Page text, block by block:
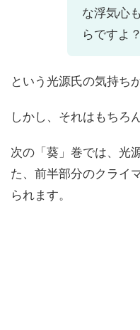
な浮気心
らですよ？
という光源氏の気持ち
しかし、それはもちろ
次の「葵」巻では、光
た、前半部分のクライ
られます。